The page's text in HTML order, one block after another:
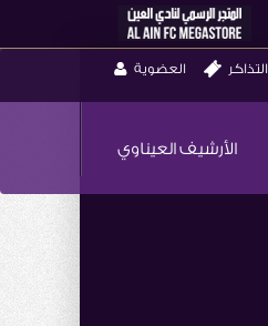
التذاكر العضوية
الأرشيف العيناوي